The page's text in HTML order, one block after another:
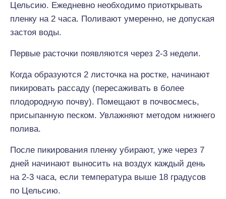
Цельсию. Ежедневно необходимо приоткрывать
пленку на 2 часа. Поливают умеренно, не допуская
застоя воды.
Первые расточки появляются через 2-3 недели.
Когда образуются 2 листочка на ростке, начинают
пикировать рассаду (пересаживать в более
плодородную почву). Помещают в почвосмесь,
присыпанную песком. Увлажняют методом нижнего
полива.
После пикирования пленку убирают, уже через 7
дней начинают выносить на воздух каждый день
на 2-3 часа, если температура выше 18 градусов
по Цельсию.